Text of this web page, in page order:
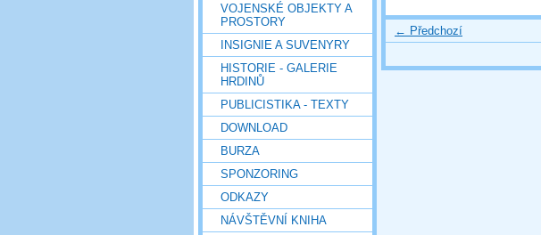
VOJENSKÉ OBJEKTY A
PROSTORY
INSIGNIE A SUVENYRY
HISTORIE - GALERIE
HRDINŮ
PUBLICISTIKA - TEXTY
DOWNLOAD
BURZA
SPONZORING
ODKAZY
NÁVŠTĚVNÍ KNIHA
← Předchozí